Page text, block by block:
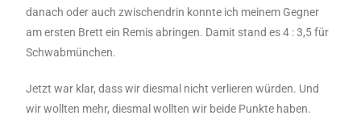
danach oder auch zwischendrin konnte ich meinem Gegner
am ersten Brett ein Remis abringen. Damit stand es 4 : 3,5 für
Schwabmünchen.
Jetzt war klar, dass wir diesmal nicht verlieren würden. Und
wir wollten mehr, diesmal wollten wir beide Punkte haben.